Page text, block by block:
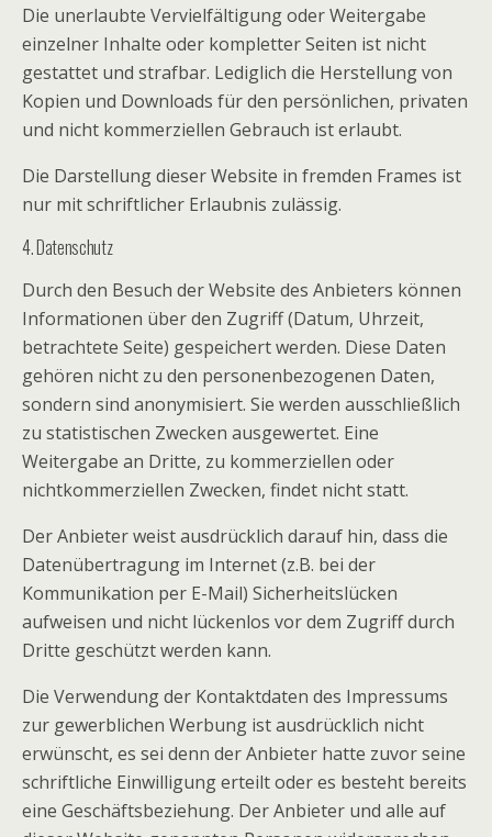
Die unerlaubte Vervielfältigung oder Weitergabe
einzelner Inhalte oder kompletter Seiten ist nicht
gestattet und strafbar. Lediglich die Herstellung von
Kopien und Downloads für den persönlichen, privaten
und nicht kommerziellen Gebrauch ist erlaubt.
Die Darstellung dieser Website in fremden Frames ist
nur mit schriftlicher Erlaubnis zulässig.
4. Datenschutz
Durch den Besuch der Website des Anbieters können
Informationen über den Zugriff (Datum, Uhrzeit,
betrachtete Seite) gespeichert werden. Diese Daten
gehören nicht zu den personenbezogenen Daten,
sondern sind anonymisiert. Sie werden ausschließlich
zu statistischen Zwecken ausgewertet. Eine
Weitergabe an Dritte, zu kommerziellen oder
nichtkommerziellen Zwecken, findet nicht statt.
Der Anbieter weist ausdrücklich darauf hin, dass die
Datenübertragung im Internet (z.B. bei der
Kommunikation per E-Mail) Sicherheitslücken
aufweisen und nicht lückenlos vor dem Zugriff durch
Dritte geschützt werden kann.
Die Verwendung der Kontaktdaten des Impressums
zur gewerblichen Werbung ist ausdrücklich nicht
erwünscht, es sei denn der Anbieter hatte zuvor seine
schriftliche Einwilligung erteilt oder es besteht bereits
eine Geschäftsbeziehung. Der Anbieter und alle auf